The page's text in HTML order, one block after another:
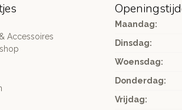
Accessoires
Maandag:
Dinsdag:
Woensdag:
Donderdag:
Vrijdag: